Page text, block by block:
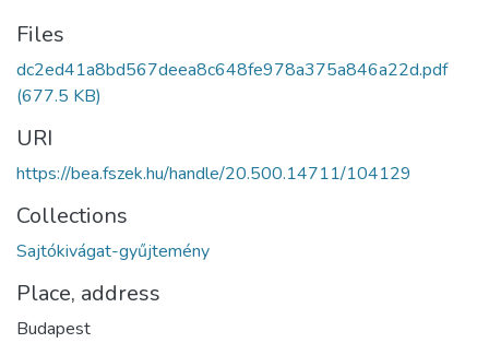
Files
dc2ed41a8bd567deea8c648fe978a375a846a22d.pdf
(677.5 KB)
URI
https://bea.fszek.hu/handle/20.500.14711/104129
Collections
Sajtókivágat-gyűjtemény
Place, address
Budapest